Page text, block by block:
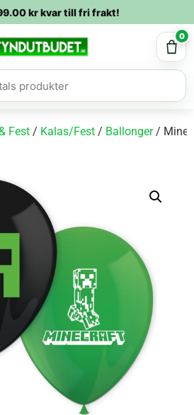
krkvar till fri frakt!
0
Fest / Kalas/Fest / Ballonger/